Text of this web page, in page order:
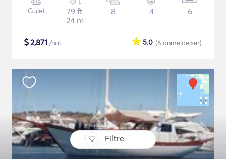
Filtre
Gulet
79 ft
24 m
8 4 6
$2,871 /nat (6 anmeldelser)
5.0